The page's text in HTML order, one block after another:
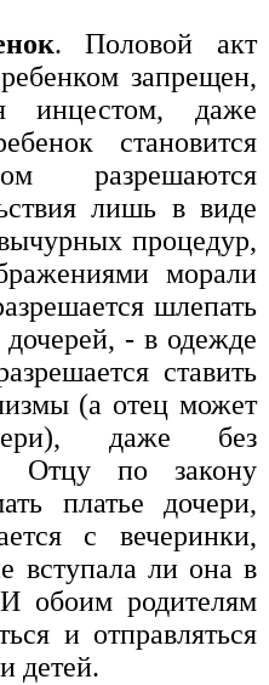
. Половой акт
запрещен,
инцестом, даже
становится
разрешаются
лишь в виде
процедур,
морали
шлепать
- в одежде
ставить
(а отец может
даже без
Отцу по закону
платье дочери,
с вечеринки,
вступала ли она в
обоим родителям
и отправляться
детей.